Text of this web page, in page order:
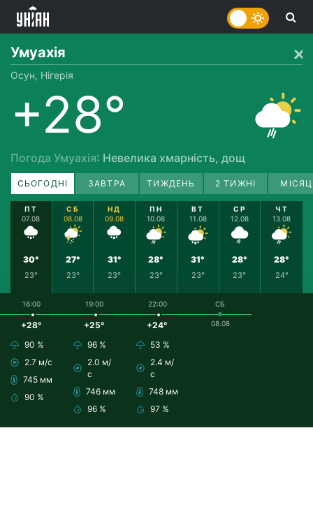
Умуахія
Осун, Нігерія
+28°
Погода Умуахія: Невелика хмарність, дощ
СЬОГОДНІ ЗАВТРА ТИЖДЕНЬ 2 ТИЖНІ
ПТ
07.08
30°
23°
СБ
08.08
27°
23°
НД
09.08
31°
23°
ПН
10.08
28°
23°
ВТ
11.08
31°
23°
СР
12.08
28°
23°
ЧТ
13.08
28°
24°
16:00
+28°
90 %
2.7 м/с
745 мм
90 %
19:00
+25°
96 %
2.0 м/
с
746 мм
96 %
22:00
+24°
53 %
2.4 м/
с
748 мм
97 %
СБ
08.08